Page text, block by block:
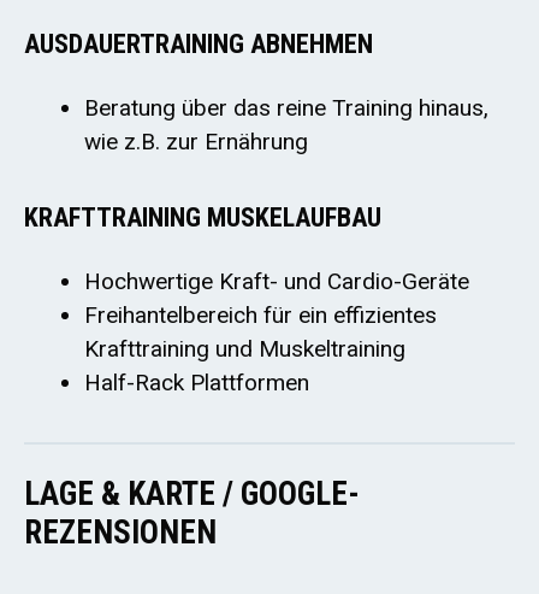
AUSDAUERTRAINING ABNEHMEN
Beratung über das reine Training hinaus,
wie z.B. zur Ernährung
KRAFTTRAINING MUSKELAUFBAU
Hochwertige Kraft- und Cardio-Geräte
Freihantelbereich für ein effizientes
Krafttraining und Muskeltraining
Half-Rack Plattformen
LAGE & KARTE / GOOGLE-
REZENSIONEN